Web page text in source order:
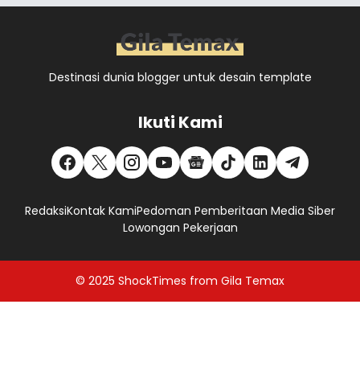
Destinasi dunia blogger untuk desain template
Ikuti Kami
RedaksiKontak KamiPedoman Pemberitaan Media Siber
Lowongan Pekerjaan
© 2025 ShockTimes from Gila Temax